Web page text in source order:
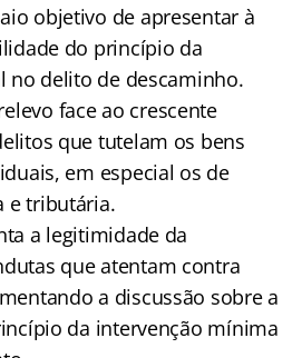
objetivo de apresentar à
do princípio da
no delito de descaminho.
face ao crescente
que tutelam os bens
em especial os de
e tributária.
a legitimidade da
que atentam contra
a discussão sobre a
da intervenção mínima